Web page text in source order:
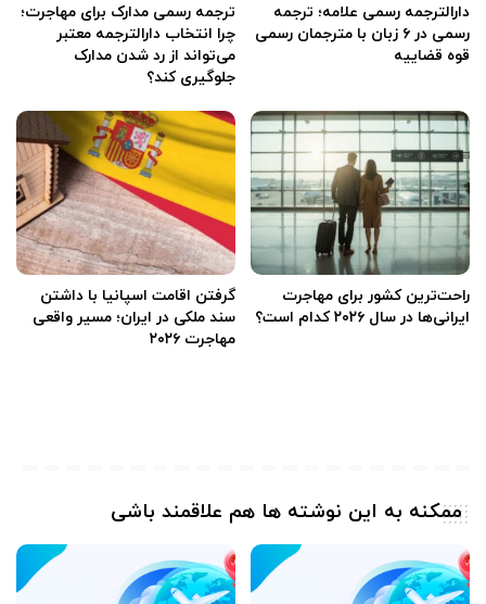
دارالترجمه رسمی علامه؛ ترجمه
رسمی در ۶ زبان با مترجمان رسمی
قوه قضاییه
ترجمه رسمی مدارک برای مهاجرت؛
چرا انتخاب دارالترجمه معتبر
می‌تواند از رد شدن مدارک
جلوگیری کند؟
راحت‌ترین کشور برای مهاجرت
ایرانی‌ها در سال ۲۰۲۶ کدام است؟
گرفتن اقامت اسپانیا با داشتن
سند ملکی در ایران؛ مسیر واقعی
مهاجرت ۲۰۲۶
ممکنه به این نوشته ها هم علاقمند باشی